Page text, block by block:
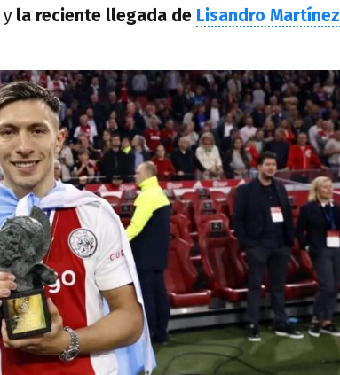
y la reciente llegada de Lisandro Martínez